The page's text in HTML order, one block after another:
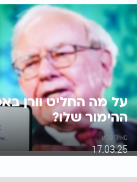
על מה החליט וורן
ההימור שלו?
מאיר פרץ
17.03.25